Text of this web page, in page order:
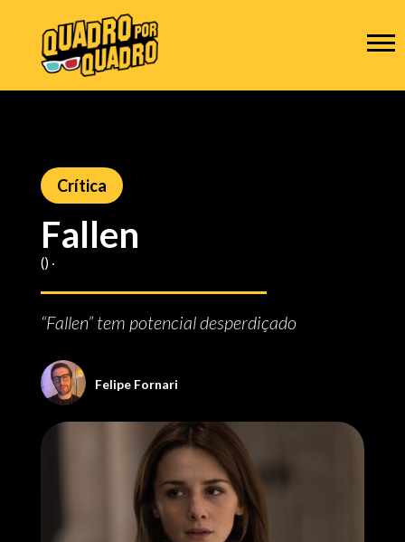
Crítica
Fallen
() ‧
“Fallen” tem potencial desperdiçado
Felipe Fornari